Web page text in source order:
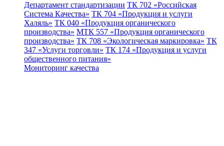
Департамент стандартизации ТК 702 «Российская
Система Качества» ТК 704 «Продукция и услуги
Халяль» ТК 040 «Продукция органического
производства» МТК 557 «Продукция органического
производства» ТК 708 «Экологическая маркировка» ТК
347 «Услуги торговли» ТК 174 «Продукция и услуги
общественного питания»
Мониторинг качества